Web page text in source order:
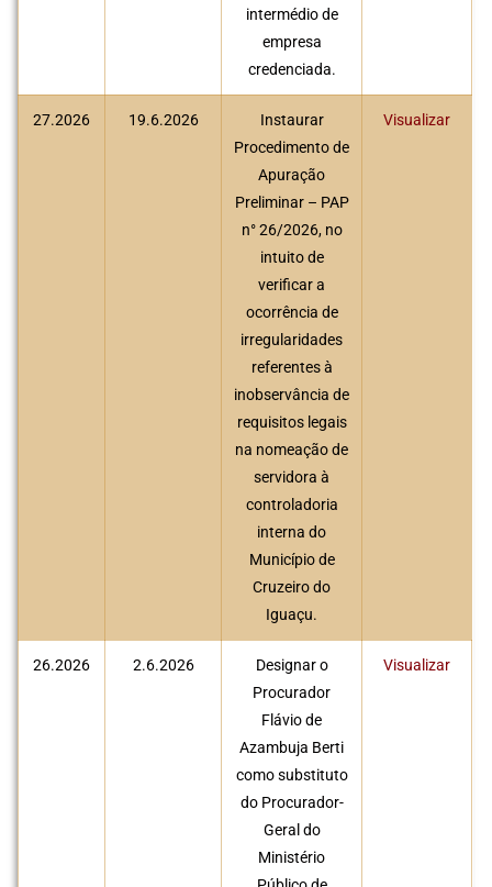
intermédio de
empresa
credenciada.
27.2026 19.6.2026
Instaurar
Procedimento de
Apuração
Preliminar – PAP
n° 26/2026, no
intuito de
verificar a
ocorrência de
irregularidades
referentes à
inobservância de
requisitos legais
na nomeação de
servidora à
controladoria
interna do
Município de
Cruzeiro do
Iguaçu.
Visualizar
26.2026 2.6.2026
Designar o
Procurador
Flávio de
Azambuja Berti
como substituto
do Procurador-
Geral do
Ministério
Visualizar